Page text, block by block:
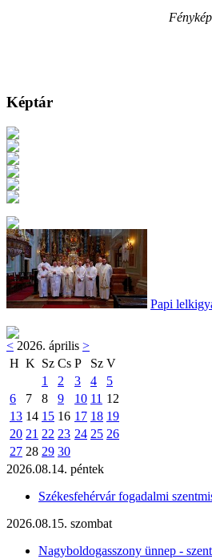
Képtár
Papi
< 2026. április >
H K Sz Cs P Sz V
1
2 3 4
5
6
7 8 9 10 11 12
13 14 15 16 17 18 19
20 21 22 23 24 25 26
27 28 29 30
2026.08.14. péntek
Székesfehérvár fogadalmi
2026.08.15. szombat
Nagyboldogasszony ünnep -